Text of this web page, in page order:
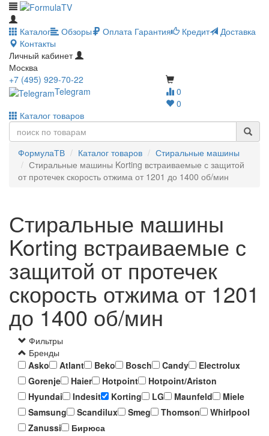
Каталог Обзоры Оплата Гарантия Кредит
Доставка
Контакты
Личный кабинет
Москва
0
0
+7 (495) 929-70-22
Telegram
Каталог товаров
ФормулаТВ Каталог товаров
Стиральные машины
Стиральные машины Korting встраиваемые с защитой
от протечек скорость отжима от 1201 до 1400 об/мин
Стиральные машины
Korting встраиваемые с
защитой от протечек
скорость отжима от 1201
до 1400 об/мин
Фильтры
Бренды
Asko
Atlant Beko Bosch Candy
Electrolux
Gorenje
Haier Hotpoint
Hotpoint/Ariston
Hyundai
Indesit Korting LG Maunfeld
Miele
Samsung
Scandilux Smeg Thomson
Whirlpool
Zanussi
Бирюса